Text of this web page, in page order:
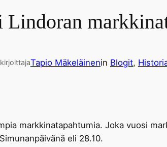
Lindoran
kirjoittajaTapio Mäkeläinenin Blogit,
markkinatapahtumia. Joka vuosi
eli 28.10.